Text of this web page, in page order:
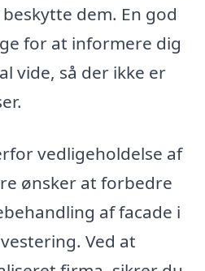
dem. En god
for at informere dig
vide, så der ikke er
vedligeholdelse af
ønsker at forbedre
af facade i
Ved at